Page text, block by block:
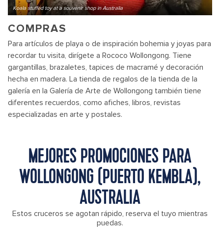
Koala stuffed toy at a souvenir shop in Australia
COMPRAS
Para artículos de playa o de inspiración bohemia y joyas para
recordar tu visita, dirígete a Rococo Wollongong. Tiene
gargantillas, brazaletes, tapices de macramé y decoración
hecha en madera. La tienda de regalos de la tienda de la
galería en la Galería de Arte de Wollongong también tiene
diferentes recuerdos, como afiches, libros, revistas
especializadas en arte y postales.
MEJORES PROMOCIONES PARA
WOLLONGONG (PUERTO KEMBLA),
AUSTRALIA
Estos cruceros se agotan rápido, reserva el tuyo mientras
puedas.